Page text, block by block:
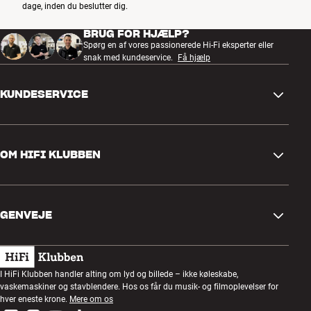
dage, inden du beslutter dig.
BRUG FOR HJÆLP?
Spørg en af vores passionerede Hi-Fi eksperter eller
snak med kundeservice.
Få hjælp
KUNDESERVICE
Spørgsmål og svar
Retur og reklamation
Fortryd ordre
Handelsbetingelser
Privatlivspolitik
OM HIFI KLUBBEN
Om os
Kundeklub
Lytteaften
Konkurrencer
GENVEJE
Gavekort
Byg med lyd
Montering og installation
I HiFi Klubben handler alting om lyd og billede – ikke køleskabe,
vaskemaskiner og stavblendere. Hos os får du musik- og filmoplevelser for
hver eneste krone. Mere om os